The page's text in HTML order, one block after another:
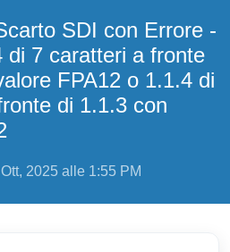
SDI con Errore -
di 7 caratteri a fronte
FPA12 o 1.1.4 di
di 1.1.3 con
2025 alle 1:55 PM